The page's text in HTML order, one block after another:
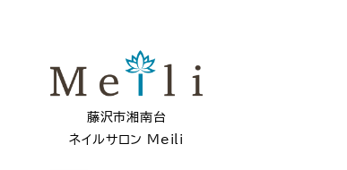
藤沢市湘南台
ネイルサロン Meili